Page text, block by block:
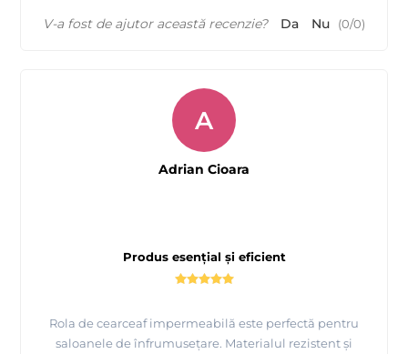
V-a fost de ajutor această recenzie? Da Nu (0/0)
Produs esențial și eficient
Rola de cearceaf impermeabilă este perfectă pentru
saloanele de înfrumusețare. Materialul rezistent și
A
Adrian Cioara